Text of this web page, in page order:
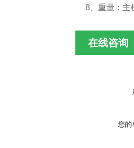
8、重量：主
在线咨询
您的